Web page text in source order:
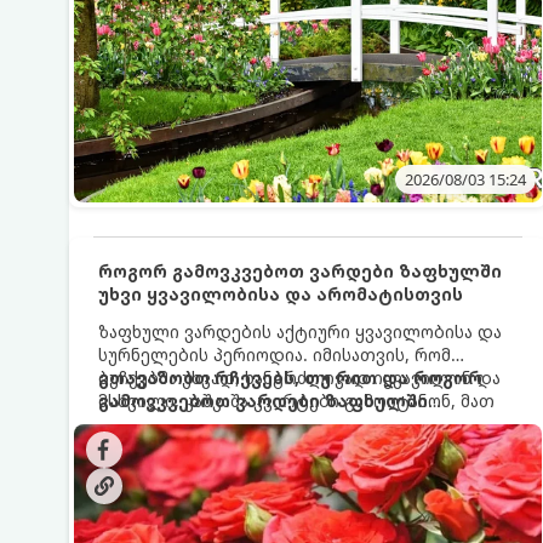
2026/08/03 15:24
როგორ გამოვკვებოთ ვარდები ზაფხულში
უხვი ყვავილობისა და არომატისთვის
ზაფხული ვარდების აქტიური ყვავილობისა და
სურნელების პერიოდია. იმისათვის, რომ
ბუჩქებმა უხვად, ხანგრძლივად იყვავილონ და
მსხვილი, კაშკაშა კვირტები გამოიტანონ, მათ
რეგულარული და სწორი გამოკვება
სჭირდებათ. ზაფხულის პერიოდში მცენარის
მოთხოვნილებები იცვლება, ამიტომ
მნიშვნელოვანია ვიცოდეთ, რომელი სასუქები
გამოიყენება ამ დროს.
გთავაზობთ რჩევებს, თუ რით და როგორ
გამოვკვებოთ ვარდები ზაფხულში
საუკეთესო შედეგის მისაღწევად: